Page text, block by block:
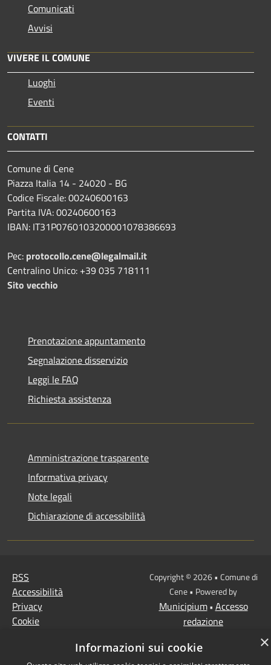
Comunicati
Avvisi
VIVERE IL COMUNE
Luoghi
Eventi
CONTATTI
Comune di Cene
Piazza Italia 14 - 24020 - BG
Codice Fiscale: 00240600163
Partita IVA: 00240600163
IBAN: IT31P0760103200001078386693
Pec: protocollo.cene@legalmail.it
Centralino Unico: +39 035 718111
Sito vecchio
Prenotazione appuntamento
Segnalazione disservizio
Leggi le FAQ
Richiesta assistenza
Amministrazione trasparente
Informativa privacy
Note legali
Dichiarazione di accessibilità
RSS
Accessibilità
Privacy
Cookie
Copyright © 2026 • Comune di
Cene • Powered by
Municipium• Accesso
redazione
×
Informazioni sui cookie